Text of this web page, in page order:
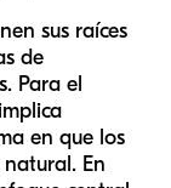
sus raíces
de
Para el
en que los
En